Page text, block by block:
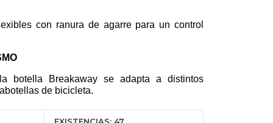
con ranura de agarre para un control
botella Breakaway se adapta a distintos
de bicicleta.
EXISTENCIAS: 47